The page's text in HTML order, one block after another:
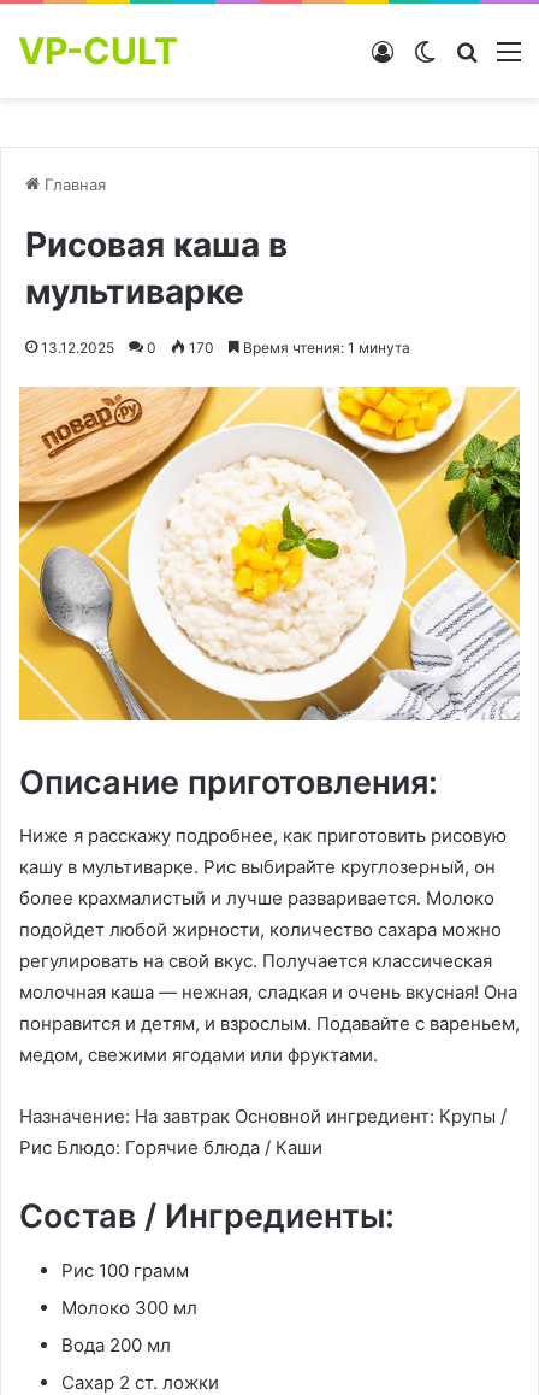
VP-CULT Switch skin
Войти
Главная
Рисовая каша в
мультиварке
13.12.2025 0 170 Время чтения: 1 минута
Описание приготовления:
Ниже я расскажу подробнее, как приготовить рисовую
кашу в мультиварке. Рис выбирайте круглозерный, он
более крахмалистый и лучше разваривается. Молоко
подойдет любой жирности, количество сахара можно
регулировать на свой вкус. Получается классическая
молочная каша — нежная, сладкая и очень вкусная! Она
понравится и детям, и взрослым. Подавайте с вареньем,
медом, свежими ягодами или фруктами.
Назначение: На завтрак Основной ингредиент: Крупы /
Рис Блюдо: Горячие блюда / Каши
Состав / Ингредиенты:
Рис 100 грамм
Молоко 300 мл
Вода 200 мл
Сахар 2 ст. ложки